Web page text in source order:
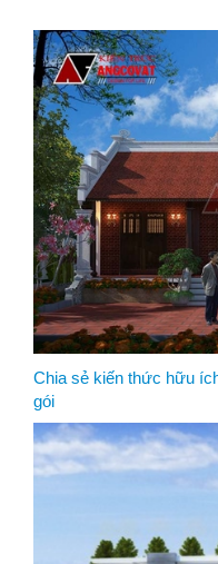
Chia sẻ kiến thức hữu
gói